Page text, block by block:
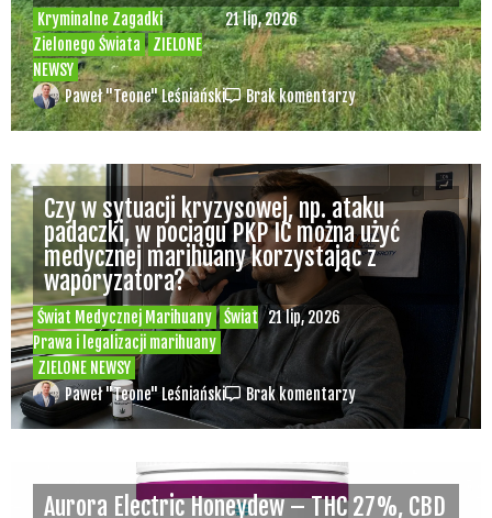
Kryminalne Zagadki
Zielonego Świata
ZIELONE
NEWSY
21 lip, 2026
Paweł "Teone" Leśniański Brak komentarzy
Świat Medycznej Marihuany
Świat
Prawa i legalizacji marihuany
ZIELONE NEWSY
21 lip, 2026
Czy w sytuacji kryzysowej, np. ataku
padaczki, w pociągu PKP IC można użyć
medycznej marihuany korzystając z
waporyzatora?
Paweł "Teone" Leśniański Brak komentarzy
Aurora Electric Honeydew – THC 27%, CBD